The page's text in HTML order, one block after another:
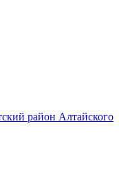
район Алтайского